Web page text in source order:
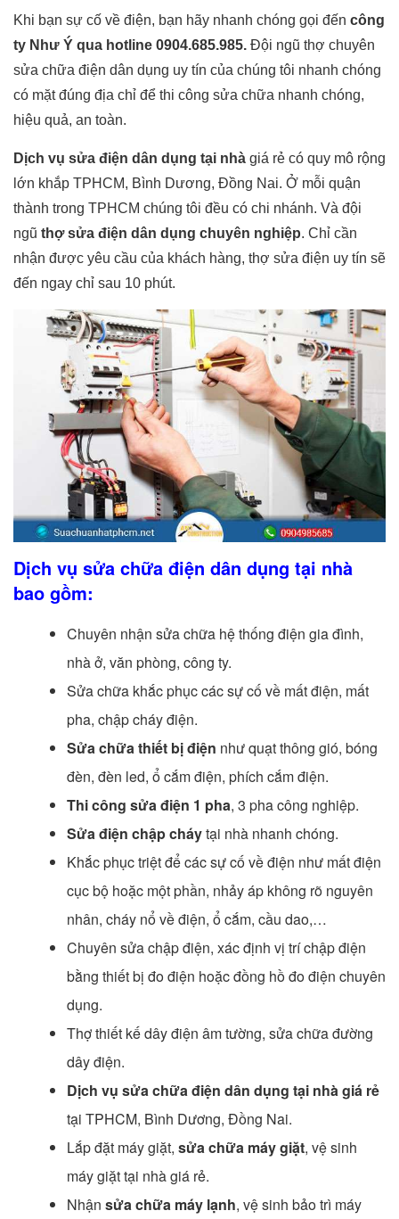
Khi bạn sự cố về điện, bạn hãy nhanh chóng gọi đến công
ty Như Ý qua hotline 0904.685.985. Đội ngũ thợ chuyên
sửa chữa điện dân dụng uy tín của chúng tôi nhanh chóng
có mặt đúng địa chỉ để thi công sửa chữa nhanh chóng,
hiệu quả, an toàn.
Dịch vụ sửa điện dân dụng tại nhà giá rẻ có quy mô rộng
lớn khắp TPHCM, Bình Dương, Đồng Nai. Ở mỗi quận
thành trong TPHCM chúng tôi đều có chi nhánh. Và đội
ngũ thợ sửa điện dân dụng chuyên nghiệp. Chỉ cần
nhận được yêu cầu của khách hàng, thợ sửa điện uy tín sẽ
đến ngay chỉ sau 10 phút.
Dịch vụ sửa chữa điện dân dụng tại nhà
bao gồm:
Chuyên nhận sửa chữa hệ thống điện gia đình,
nhà ở, văn phòng, công ty.
Sửa chữa khắc phục các sự cố về mất điện, mất
pha, chập cháy điện.
Sửa chữa thiết bị điện như quạt thông gió, bóng
đèn, đèn led, ổ cắm điện, phích cắm điện.
Thi công sửa điện 1 pha, 3 pha công nghiệp.
Sửa điện chập cháytại nhà nhanh chóng.
Khắc phục triệt để các sự cố về điện như mất điện
cục bộ hoặc một phần, nhảy áp không rõ nguyên
nhân, cháy nổ về điện, ổ cắm, cầu dao,…
Chuyên sửa chập điện, xác định vị trí chập điện
bằng thiết bị đo điện hoặc đồng hồ đo điện chuyên
dụng.
Thợ thiết kế dây điện âm tường, sửa chữa đường
dây điện.
Dịch vụ sửa chữa điện dân dụng tại nhà giá rẻ
tại TPHCM, Bình Dương, Đồng Nai.
Lắp đặt máy giặt, sửa chữa máy giặt, vệ sinh
máy giặt tại nhà giá rẻ.
Nhận sửa chữa máy lạnh, vệ sinh bảo trì máy